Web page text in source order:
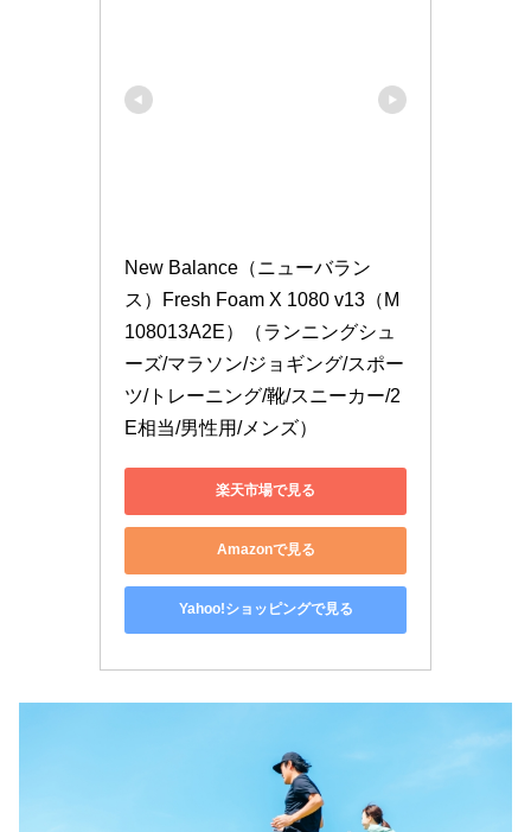
New Balance（ニューバラン
ス）Fresh Foam X 1080 v13（M
108013A2E）（ランニングシュ
ーズ/マラソン/ジョギング/スポー
ツ/トレーニング/靴/スニーカー/2
E相当/男性用/メンズ）
楽天市場で見る
Amazonで見る
Yahoo!ショッピングで見る